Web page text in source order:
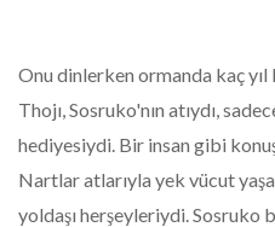
Onu dinlerken ormanda kaç yıl
Thojı, Sosruko'nın atıydı,
hediyesiydi. Bir insan gibi
Nartlar atlarıyla yek vücut
yoldaşı herşeyleriydi. Sosruko